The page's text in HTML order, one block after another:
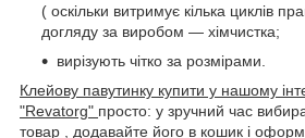
( оскільки витримує кілька циклів
догляду за виробом — хімчистка;
вирізують чітко за розмірами.
Клейову павутинку купити у нашому
"Revatorg" просто: у зручний час
товар , додавайте його в кошик і